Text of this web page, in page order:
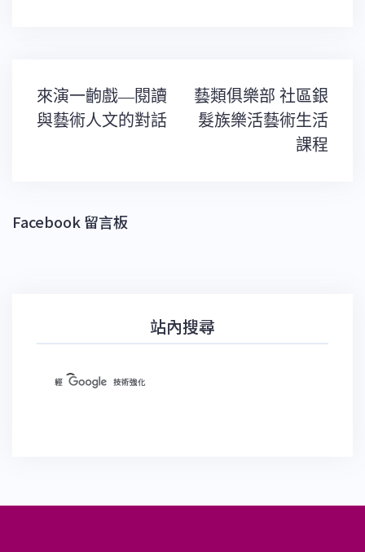
文
章
導
來演一齣戲—閱讀
與藝術人文的對話
藝類俱樂部 社區銀
髮族樂活藝術生活
課程
Facebook 留言板
站內搜尋